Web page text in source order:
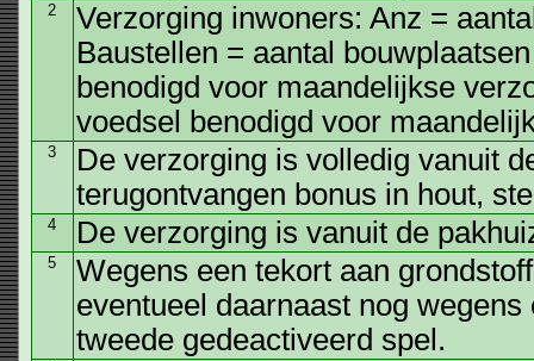
2
Verzorging inwoners: Anz =
Baustellen = aantal
benodigd voor maandelijkse
voedsel benodigd voor
3
De verzorging is volledig vanuit
terugontvangen bonus in hout,
4 De verzorging is vanuit de
5
Wegens een tekort aan
eventueel daarnaast nog
tweede gedeactiveerd spel.